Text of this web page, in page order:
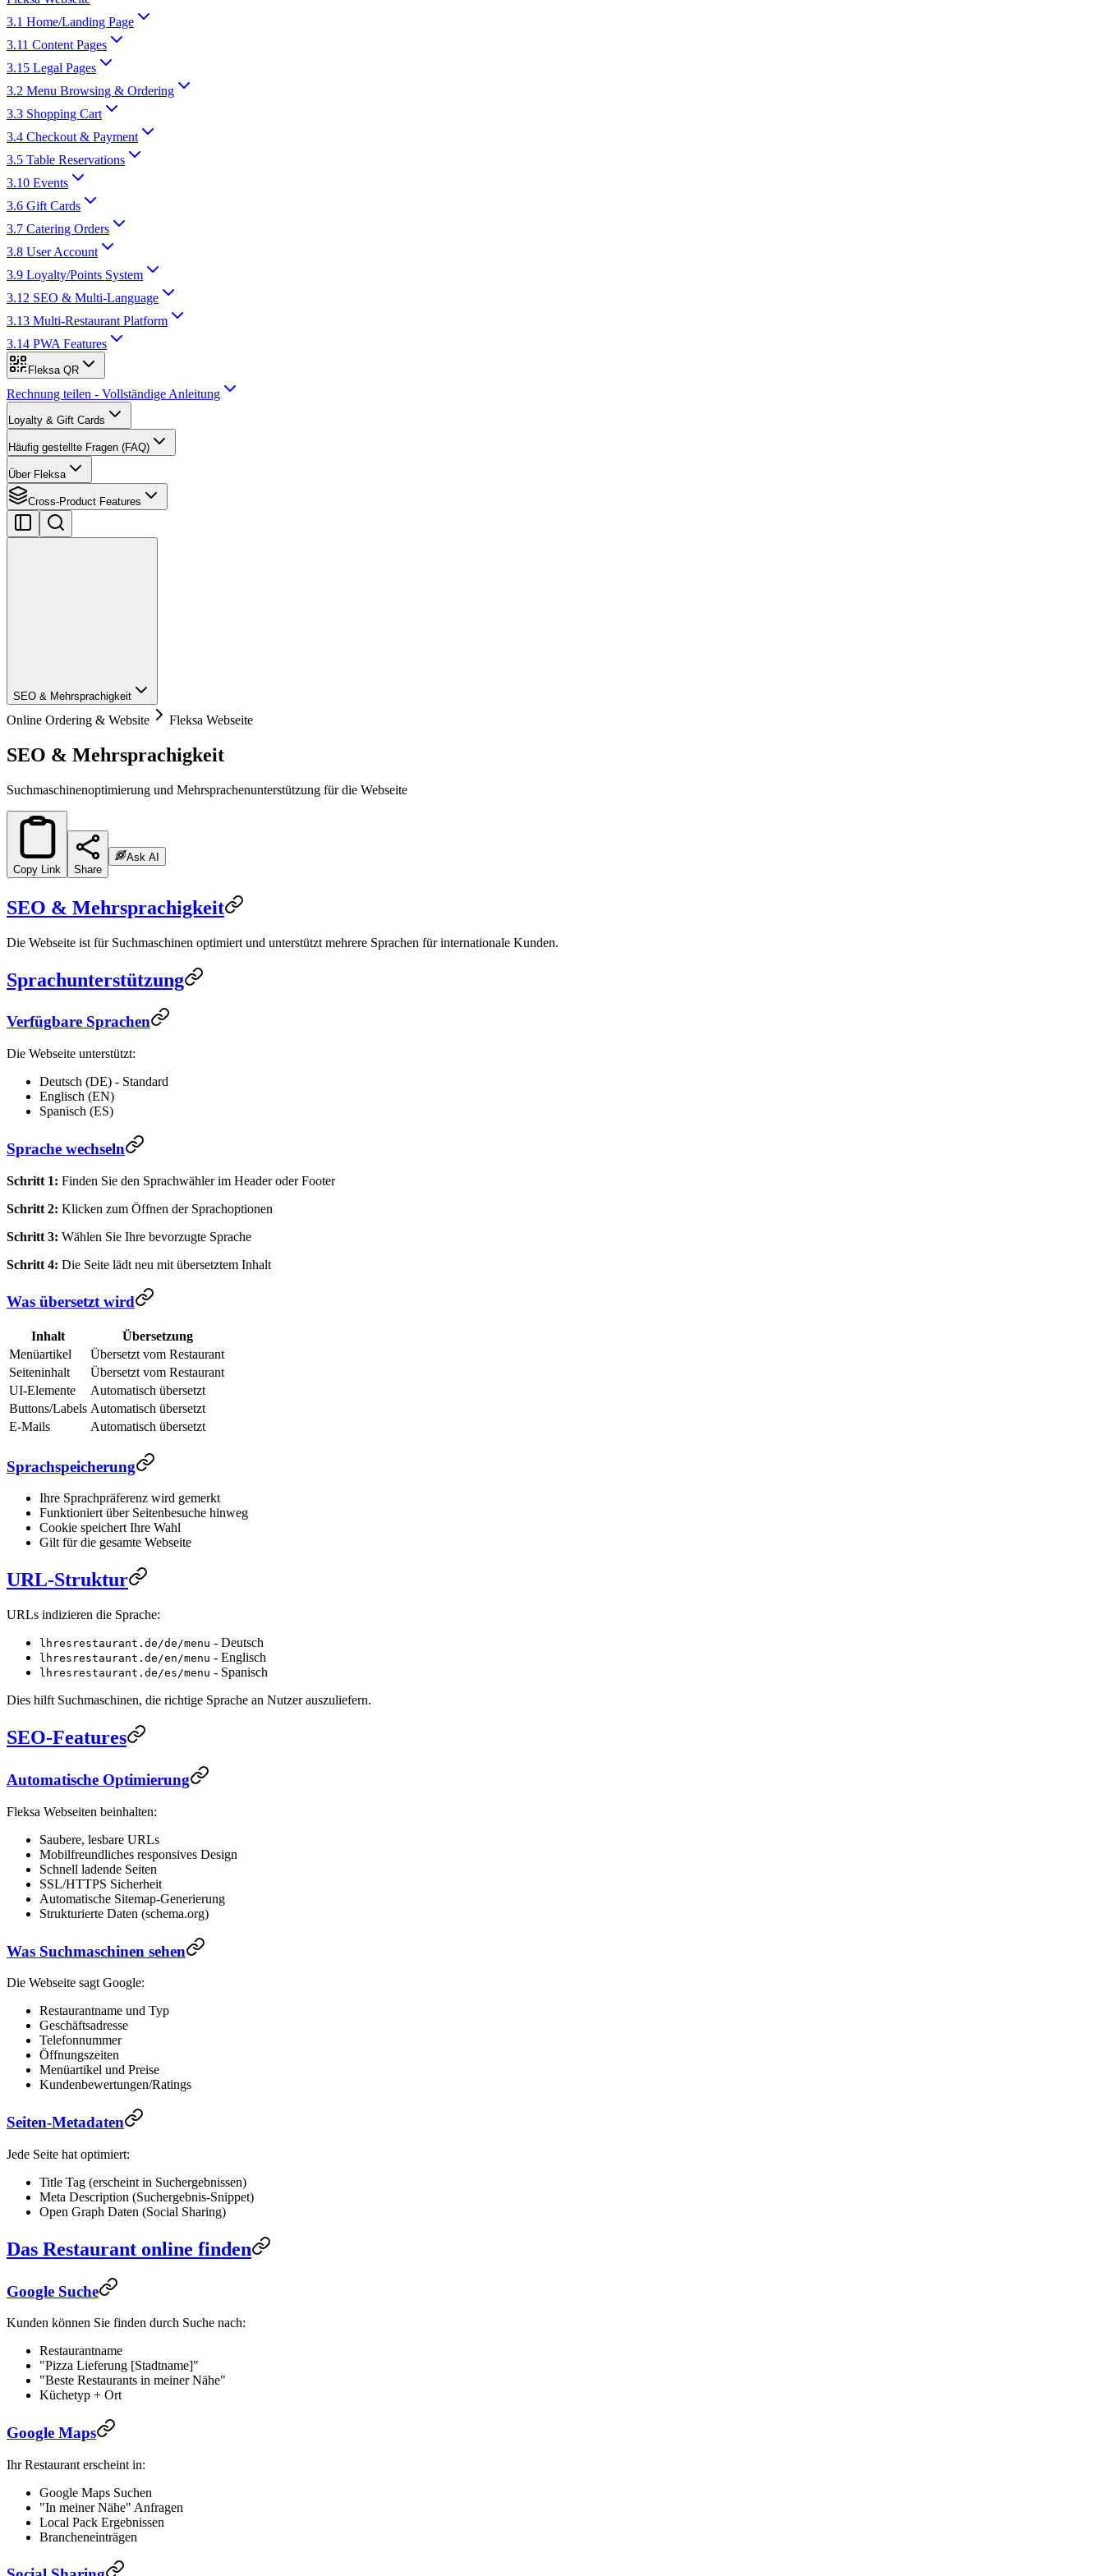
3.1 Home/Landing Page
3.11 Content Pages
3.15 Legal Pages
3.2 Menu Browsing & Ordering
3.3 Shopping Cart
3.4 Checkout & Payment
3.5 Table Reservations
3.10 Events
3.6 Gift Cards
3.7 Catering Orders
3.8 User Account
3.9 Loyalty/Points System
3.12 SEO & Multi-Language
3.13 Multi-Restaurant Platform
3.14 PWA Features
Fleksa QR
Rechnung teilen - Vollständige Anleitung
Loyalty & Gift Cards
Häufig gestellte Fragen (FAQ)
Über Fleksa
Cross-Product Features
SEO & Mehrsprachigkeit
Online Ordering & Website Fleksa Webseite
SEO & Mehrsprachigkeit
Suchmaschinenoptimierung und Mehrsprachenunterstützung für die Webseite
Copy Link Share
Ask AI
SEO & Mehrsprachigkeit
Die Webseite ist für Suchmaschinen optimiert und unterstützt mehrere Sprachen für internationale Kunden.
Sprachunterstützung
Verfügbare Sprachen
Die Webseite unterstützt:
Deutsch (DE) - Standard
Englisch (EN)
Spanisch (ES)
Sprache wechseln
Schritt 1: Finden Sie den Sprachwähler im Header oder Footer
Schritt 2: Klicken zum Öffnen der Sprachoptionen
Schritt 3: Wählen Sie Ihre bevorzugte Sprache
Schritt 4: Die Seite lädt neu mit übersetztem Inhalt
Was übersetzt wird
Inhalt
Übersetzung
Menüartikel
Übersetzt vom Restaurant
Seiteninhalt
Übersetzt vom Restaurant
UI-Elemente
Automatisch übersetzt
Buttons/Labels Automatisch übersetzt
E-Mails
Automatisch übersetzt
Sprachspeicherung
Ihre Sprachpräferenz wird gemerkt
Funktioniert über Seitenbesuche hinweg
Cookie speichert Ihre Wahl
Gilt für die gesamte Webseite
URL-Struktur
URLs indizieren die Sprache:
lhresrestaurant.de/de/menu - Deutsch
lhresrestaurant.de/en/menu - Englisch
lhresrestaurant.de/es/menu - Spanisch
Dies hilft Suchmaschinen, die richtige Sprache an Nutzer auszuliefern.
SEO-Features
Automatische Optimierung
Fleksa Webseiten beinhalten:
Saubere, lesbare URLs
Mobilfreundliches responsives Design
Schnell ladende Seiten
SSL/HTTPS Sicherheit
Automatische Sitemap-Generierung
Strukturierte Daten (schema.org)
Was Suchmaschinen sehen
Die Webseite sagt Google:
Restaurantname und Typ
Geschäftsadresse
Telefonnummer
Öffnungszeiten
Menüartikel und Preise
Kundenbewertungen/Ratings
Seiten-Metadaten
Jede Seite hat optimiert:
Title Tag (erscheint in Suchergebnissen)
Meta Description (Suchergebnis-Snippet)
Open Graph Daten (Social Sharing)
Das Restaurant online finden
Google Suche
Kunden können Sie finden durch Suche nach:
Restaurantname
"Pizza Lieferung [Stadtname]"
"Beste Restaurants in meiner Nähe"
Küchetyp + Ort
Google Maps
Ihr Restaurant erscheint in:
Google Maps Suchen
"In meiner Nähe" Anfragen
Local Pack Ergebnissen
Brancheneinträgen